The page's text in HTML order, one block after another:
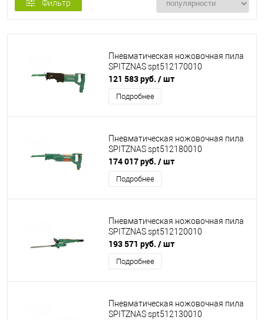
Фильтр
Пневматическая ножовочная пила
SPITZNAS spt512170010
121 583 руб. / шт
Подробнее
Пневматическая ножовочная пила
SPITZNAS spt512180010
174 017 руб. / шт
Подробнее
Пневматическая ножовочная пила
SPITZNAS spt512120010
193 571 руб. / шт
Подробнее
Пневматическая ножовочная пила
SPITZNAS spt512130010